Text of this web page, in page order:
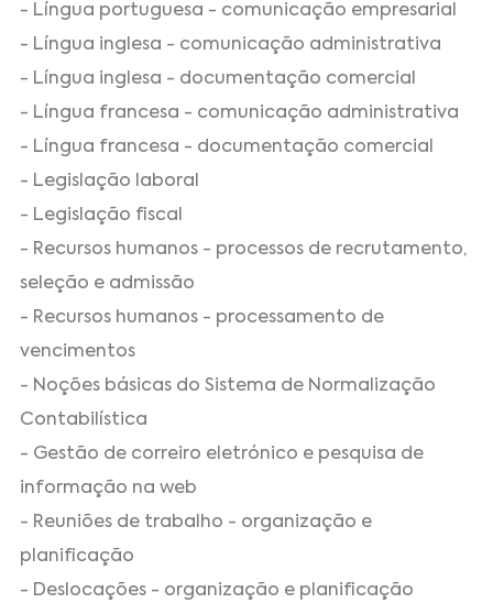
- Língua portuguesa - comunicação empresarial
- Língua inglesa - comunicação administrativa
- Língua inglesa - documentação comercial
- Língua francesa - comunicação administrativa
- Língua francesa - documentação comercial
- Legislação laboral
- Legislação fiscal
- Recursos humanos - processos de recrutamento,
seleção e admissão
- Recursos humanos - processamento de
vencimentos
- Noções básicas do Sistema de Normalização
Contabilística
- Gestão de correiro eletrónico e pesquisa de
informação na web
- Reuniões de trabalho - organização e
planificação
- Deslocações - organização e planificação